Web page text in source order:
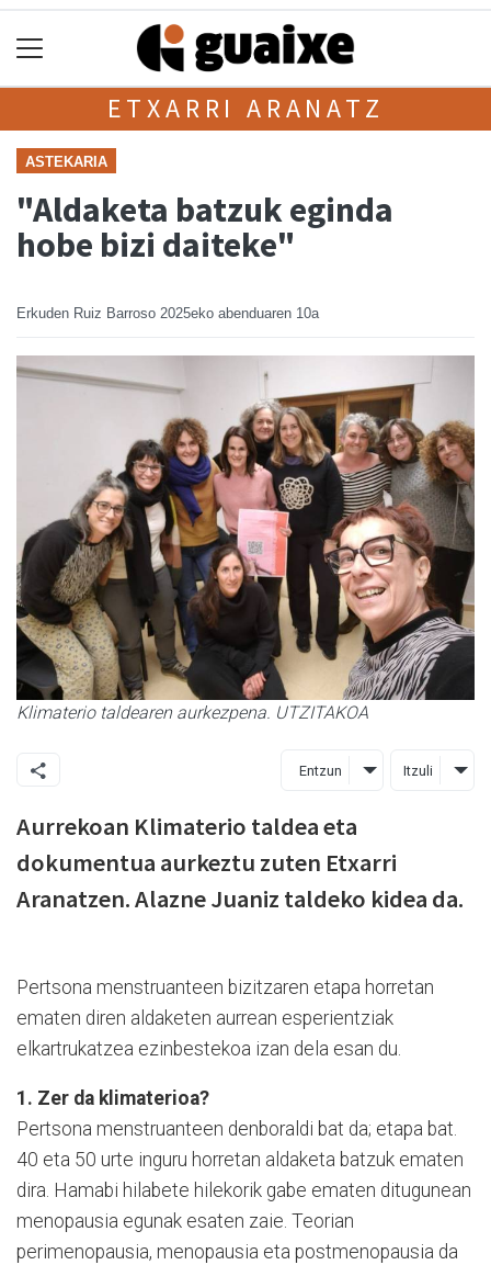
ETXARRI ARANATZ
ASTEKARIA
"Aldaketa batzuk eginda
hobe bizi daiteke"
Erkuden Ruiz Barroso 2025eko abenduaren 10a
Klimaterio taldearen aurkezpena. UTZITAKOA
Entzun Itzuli
Aurrekoan Klimaterio taldea eta
dokumentua aurkeztu zuten Etxarri
Aranatzen. Alazne Juaniz taldeko kidea da.
Pertsona menstruanteen bizitzaren etapa horretan
ematen diren aldaketen aurrean esperientziak
elkartrukatzea ezinbestekoa izan dela esan du.
1. Zer da klimaterioa?
Pertsona menstruanteen denboraldi bat da; etapa bat.
40 eta 50 urte inguru horretan aldaketa batzuk ematen
dira. Hamabi hilabete hilekorik gabe ematen ditugunean
menopausia egunak esaten zaie. Teorian
perimenopausia, menopausia eta postmenopausia da